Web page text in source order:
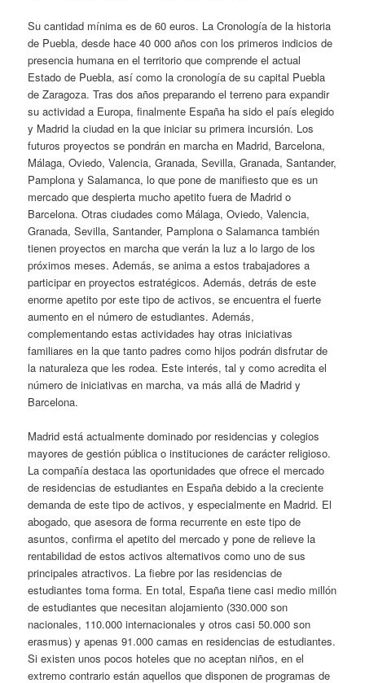
Su cantidad mínima es de 60 euros. La Cronología de la historia
de Puebla, desde hace 40 000 años con los primeros indicios de
presencia humana en el territorio que comprende el actual
Estado de Puebla, así como la cronología de su capital Puebla
de Zaragoza. Tras dos años preparando el terreno para expandir
su actividad a Europa, finalmente España ha sido el país elegido
y Madrid la ciudad en la que iniciar su primera incursión. Los
futuros proyectos se pondrán en marcha en Madrid, Barcelona,
Málaga, Oviedo, Valencia, Granada, Sevilla, Granada, Santander,
Pamplona y Salamanca, lo que pone de manifiesto que es un
mercado que despierta mucho apetito fuera de Madrid o
Barcelona. Otras ciudades como Málaga, Oviedo, Valencia,
Granada, Sevilla, Santander, Pamplona o Salamanca también
tienen proyectos en marcha que verán la luz a lo largo de los
próximos meses. Además, se anima a estos trabajadores a
participar en proyectos estratégicos. Además, detrás de este
enorme apetito por este tipo de activos, se encuentra el fuerte
aumento en el número de estudiantes. Además,
complementando estas actividades hay otras iniciativas
familiares en la que tanto padres como hijos podrán disfrutar de
la naturaleza que les rodea. Este interés, tal y como acredita el
número de iniciativas en marcha, va más allá de Madrid y
Barcelona.
Madrid está actualmente dominado por residencias y colegios
mayores de gestión pública o instituciones de carácter religioso.
La compañía destaca las oportunidades que ofrece el mercado
de residencias de estudiantes en España debido a la creciente
demanda de este tipo de activos, y especialmente en Madrid. El
abogado, que asesora de forma recurrente en este tipo de
asuntos, confirma el apetito del mercado y pone de relieve la
rentabilidad de estos activos alternativos como uno de sus
principales atractivos. La fiebre por las residencias de
estudiantes toma forma. En total, España tiene casi medio millón
de estudiantes que necesitan alojamiento (330.000 son
nacionales, 110.000 internacionales y otros casi 50.000 son
erasmus) y apenas 91.000 camas en residencias de estudiantes.
Si existen unos pocos hoteles que no aceptan niños, en el
extremo contrario están aquellos que disponen de programas de